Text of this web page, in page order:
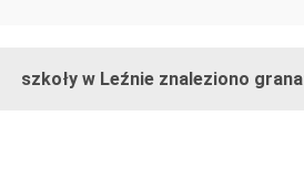
szkoły w Leźnie znaleziono granat!